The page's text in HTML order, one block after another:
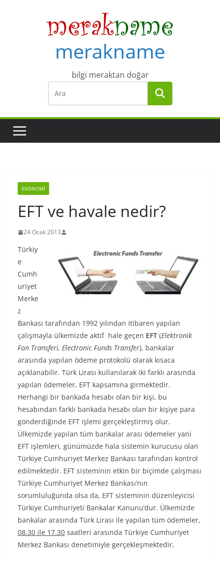
merakname
bilgi meraktan doğar
EKONOMI
EFT ve havale nedir?
24 Ocak 2013
Türkiy
e
Cumh
uriyet
Merke
z
Bankası tarafından 1992 yılından itibaren yapılan
çalışmayla ülkemizde aktif hale geçen EFT (Elektronik
Fon Transferi, Electronic Funds Transfer), bankalar
arasında yapılan ödeme protokolü olarak kısaca
açıklanabilir. Türk Lirası kullanılarak iki farklı arasında
yapılan ödemeler, EFT kapsamına girmektedir.
Herhangi bir bankada hesabı olan bir kişi, bu
hesabından farklı bankada hesabı olan bir kişiye para
gönderdiğinde EFT işlemi gerçekleştirmiş olur.
Ülkemizde yapılan tüm bankalar arası ödemeler yani
EFT işlemleri, günümüzde hala sistemin kurucusu olan
Türkiye Cumhuriyet Merkez Bankası tarafından kontrol
edilmektedir. EFT sisteminin etkin bir biçimde çalışması
Türkiye Cumhuriyet Merkez Bankası’nın
sorumluluğunda olsa da, EFT sisteminin düzenleyicisi
Türkiye Cumhuriyeti Bankalar Kanunu’dur. Ülkemizde
bankalar arasında Türk Lirası ile yapılan tüm ödemeler,
08.30 ile 17.30 saatleri arasında Türkiye Cumhuriyet
Merkez Bankası denetimiyle gerçekleşmektedir.